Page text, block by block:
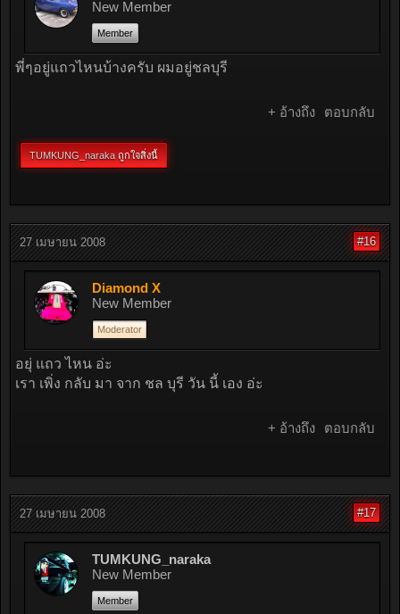
New Member
Member
พี่ๆอยู่แถวไหนบ้างครับ ผมอยู่ชลบุรี
+ อ้างถึง ตอบกลับ
TUMKUNG_naraka ถูกใจสิ่งนี้
27 เมษายน 2008 #16
Diamond X
New Member
Moderator
อยุ่ แถว ไหน อ่ะ
เรา เพิ่ง กลับ มา จาก ชล บุรี วัน นี้ เอง อ่ะ
+ อ้างถึง ตอบกลับ
27 เมษายน 2008 #17
TUMKUNG_naraka
New Member
Member